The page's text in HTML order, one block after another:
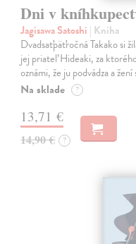
Dni v
Jagisawa Satoshi | Kniha
Dvadsaťpäťročná Takako si
jej priateľ Hideaki, za
oznámi, že ju podvádza a
Na sklade ?
13,71 €
14,90 € ?